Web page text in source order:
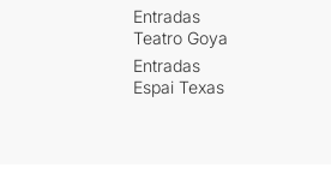
Entradas
Teatro Goya
Entradas
Espai Texas